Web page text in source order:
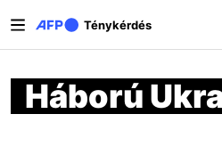
Ténykérdés
Háború